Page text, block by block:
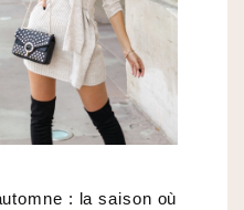
: la saison où